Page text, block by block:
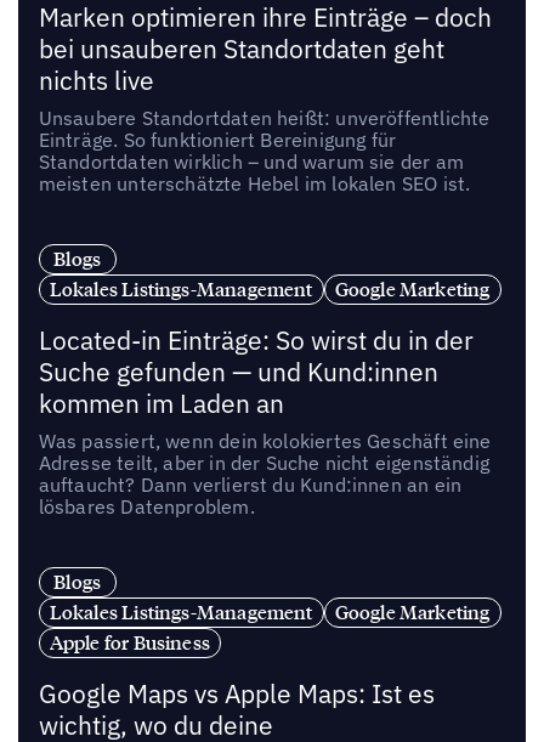
Marken optimieren ihre Einträge – doch
bei unsauberen Standortdaten geht
nichts live
Unsaubere Standortdaten heißt: unveröffentlichte
Einträge. So funktioniert Bereinigung für
Standortdaten wirklich – und warum sie der am
meisten unterschätzte Hebel im lokalen SEO ist.
Blogs
Lokales Listings-Management
Google Marketing
Located-in Einträge: So wirst du in der
Suche gefunden — und Kund:innen
kommen im Laden an
Was passiert, wenn dein kolokiertes Geschäft eine
Adresse teilt, aber in der Suche nicht eigenständig
auftaucht? Dann verlierst du Kund:innen an ein
lösbares Datenproblem.
Blogs
Lokales Listings-Management
Google Marketing
Apple for Business
Google Maps vs Apple Maps: Ist es
wichtig, wo du deine